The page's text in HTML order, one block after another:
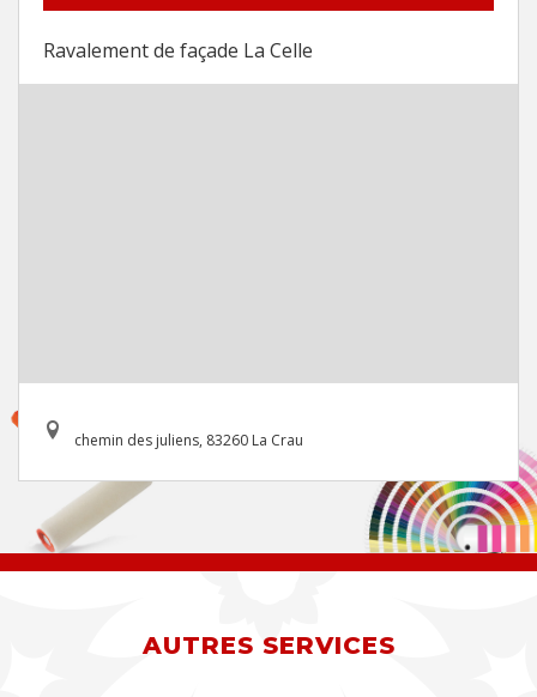
Ravalement de façade La Celle
chemin des juliens, 83260 La Crau
AUTRES SERVICES